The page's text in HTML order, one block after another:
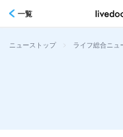
一覧
ニューストップ > ライフ総合ニュ